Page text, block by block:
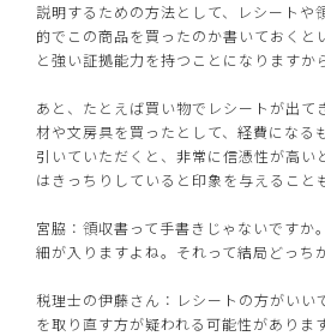
説明するための方法として、レシートや
的でこの商品を買ったのか書いておくと
と強い証拠能力を持つことになりますか
あと、たとえば買い物でレシートが出て
材や文房具を買ったとして、経費になる
引いていただくと、非常に信憑性が高い
はきっちりしていると印象を与えること
宮脇：領収書って手書きじゃないですか
細が入りますよね。それって結局どっち
税理士の伊藤さん：レシートの方がいい
を取り直す方が疑われる可能性がありま